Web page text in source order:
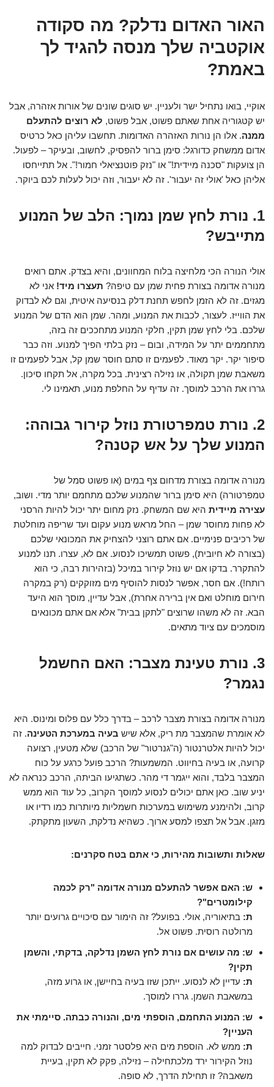
האור האדום נדלק? מה סקודה
אוקטביה שלך מנסה להגיד לך
באמת?
אוקיי, בואו נתחיל ישר ולעניין. יש סוגים שונים של אורות אזהרה, אבל
יש קטגוריה אחת שאתם פשוט, אבל פשוט, לא רוצים להתעלם
ממנה. אלו הן נורות האזהרה האדומות. תחשבו עליהן כאל כרטיס
אדום ממשחק כדורגל: סימן ברור להפסיק, לחשוב, ובעיקר – לפעול.
הן צועקות "סכנה מיידית!" או "נזק פוטנציאלי חמור!". אל תתייחסו
אליהן כאל 'אולי זה יעבור'. זה לא יעבור, וזה יכול לעלות לכם ביוקר.
1. נורת לחץ שמן נמוך: הלב של המנוע
מתייבש?
אולי הנורה הכי מלחיצה בלוח המחוונים, והיא בצדק. אתם רואים
מנורה אדומה בצורת פחית שמן עם טיפה? תעצרו מיד! אני לא
מגזים. זה לא הזמן לחפש תחנת דלק בנסיעה איטית, וגם לא לבדוק
את הווייז. לעצור, לכבות את המנוע, ומהר. שמן הוא הדם של המנוע
שלכם. בלי לחץ שמן תקין, חלקי המנוע מתחככים זה בזה,
מתחממים יתר על המידה, ובום – נזק בלתי הפיך למנוע. וזה כבר
סיפור יקר. יקר מאוד. לפעמים זו סתם חוסר שמן קל, אבל לפעמים זו
משאבת שמן תקולה, או נזילה רצינית. בכל מקרה, אל תקחו סיכון.
גררו את הרכב למוסך. זה עדיף על החלפת מנוע, תאמינו לי.
2. נורת טמפרטורת נוזל קירור גבוהה:
המנוע שלך על אש קטנה?
מנורה אדומה בצורת מדחום צף במים (או פשוט סמל של
טמפרטורה) היא סימן ברור שהמנוע שלכם מתחמם יותר מדי. ושוב,
עצירה מיידית היא שם המשחק. נזק מחום יתר יכול להיות הרסני
לא פחות מחוסר שמן – החל מראש מנוע עקום ועד שריפה מוחלטת
של רכיבים פנימיים. אם אתם רוצני להצחיק את המכונאי שלכם
(בצורה לא חיובית), פשוט תמשיכו לנסוע. אם לא, עצרו. תנו למנוע
להתקרר. בדקו אם יש נוזל קירור במיכל (בזהירות רבה, כי הוא
רותח!). אם חסר, אפשר לנסות להוסיף מים מזוקקים (רק במקרה
חירום מוחלט ואם אין ברירה אחרת), אבל עדיין, מוסך הוא היעד
הבא. זה לא משהו שרוצים "לתקן בבית" אלא אם אתם מכונאים
מוסמכים עם ציוד מתאים.
3. נורת טעינת מצבר: האם החשמל
נגמר?
מנורה אדומה בצורת מצבר לרכב – בדרך כלל עם פלוס ומינוס. היא
לא אומרת שהמצבר מת ריק, אלא שיש בעיה במערכת הטעינה. זה
יכול להיות אלטרנטור (ה"גנרטור" של הרכב) שלא מטעין, רצועה
קרועה, או בעיה בחיווט. המשמעות? הרכב פועל כרגע על כוח
המצבר בלבד, והוא ייגמר די מהר. כשתגיעו הביתה, הרכב כנראה לא
יניע שוב. כאן אתם יכולים לנסוע למוסך הקרוב, כל עוד הוא ממש
קרוב, ולהימנע משימוש במערכות חשמליות מיותרות כמו רדיו או
מזגן. אבל אל תצפו למסע ארוך. כשהיא נדלקת, השעון מתקתק.
שאלות ותשובות מהירות, כי אתם בטח סקרנים:
ש: האם אפשר להתעלם מנורה אדומה "רק לכמה
קילומטרים"?
ת: בתיאוריה, אולי. בפועל? זה הימור עם סיכויים גרועים יותר
מרולטה רוסית. פשוט אל.
ש: מה עושים אם נורת לחץ השמן נדלקה, בדקתי, והשמן
תקין?
ת: עדיין לא לנסוע. ייתכן שזו בעיה בחיישן, או גרוע מזה,
במשאבת השמן. גררו למוסך.
ש: המנוע התחמם, הוספתי מים, והנורה כבתה. סיימתי את
העניין?
ת: ממש לא. הוספת מים היא פלסטר זמני. חייבים לבדוק למה
נוזל הקירור ירד מלכתחילה – נזילה, פקק לא תקין, בעיית
משאבה? זו תחילת הדרך, לא סופה.